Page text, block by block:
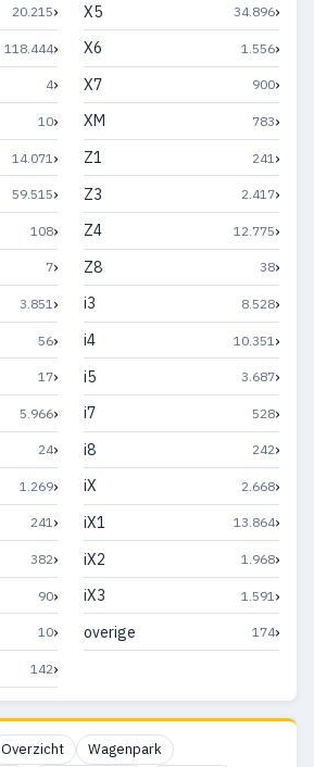
20.215›
118.444›
4›
10›
14.071 ›
59.515›
108›
7›
3.851 ›
56›
17›
5.966›
24›
1.269›
241›
382›
90›
10›
142›
X5 34.896›
X6 1.556›
X7 900›
XM 783›
Z1 241 ›
Z3 2.417›
Z4 12.775›
Z8 38›
i3 8.528›
i4 10.351 ›
i5 3.687›
i7 528›
i8 242›
iX 2.668›
iX1 13.864›
iX2 1.968›
iX3 1.591 ›
overige 174›
Overzicht
Wagenpark